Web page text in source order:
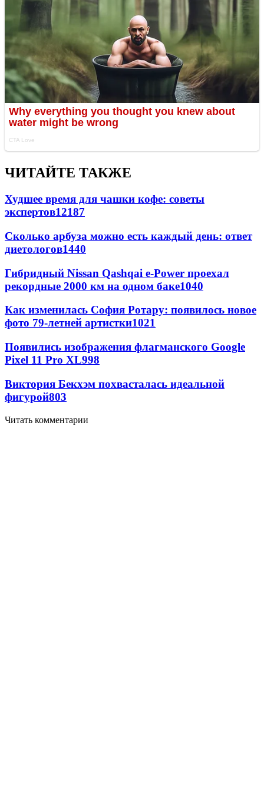
ЧИТАЙТЕ ТАКЖЕ
Худшее время для чашки кофе: советы
экспертов12187
Сколько арбуза можно есть каждый день: ответ
диетологов1440
Гибридный Nissan Qashqai e-Power проехал
рекордные 2000 км на одном баке1040
Как изменилась София Ротару: появилось новое
фото 79-летней артистки1021
Появились изображения флагманского Google
Pixel 11 Pro XL998
Виктория Бекхэм похвасталась идеальной
фигурой803
Читать комментарии